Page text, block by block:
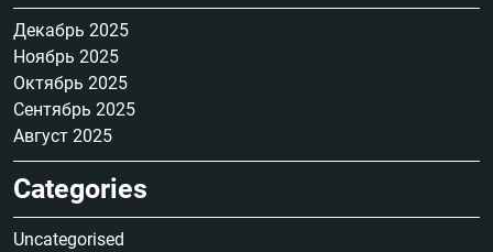
Декабрь 2025
Ноябрь 2025
Октябрь 2025
Сентябрь 2025
Август 2025
Categories
Uncategorised